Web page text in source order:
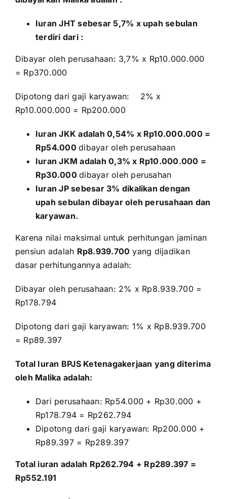
Iuran JHT sebesar 5,7% x upah sebulan
terdiri dari :
Dibayar oleh perusahaan: 3,7% x Rp10.000.000
= Rp370.000
Dipotong dari gaji karyawan: 2% x
Rp10.000.000 = Rp200.000
Iuran JKK adalah 0,54% x Rp10.000.000 =
Rp54.000dibayar oleh perusahaan
Iuran JKM adalah 0,3% x Rp10.000.000 =
Rp30.000dibayar oleh perusahan
Iuran JP sebesar 3% dikalikan dengan
upah sebulan dibayar oleh perusahaan dan
karyawan.
Karena nilai maksimal untuk perhitungan jaminan
pensiun adalah Rp8.939.700 yang dijadikan
dasar perhitungannya adalah:
Dibayar oleh perusahaan: 2% x Rp8.939.700 =
Rp178.794
Dipotong dari gaji karyawan: 1% x Rp8.939.700
= Rp89.397
Total Iuran BPJS Ketenagakerjaan yang diterima
oleh Malika adalah:
Dari perusahaan: Rp54.000 + Rp30.000 +
Rp178.794 = Rp262.794
Dipotong dari gaji karyawan: Rp200.000 +
Rp89.397 = Rp289.397
Total iuran adalah Rp262.794 + Rp289.397 =
Rp552.191